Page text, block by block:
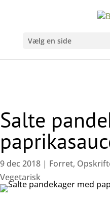
Vælg en side
Salte
9 dec 2018 | Forret,
Vegetarisk